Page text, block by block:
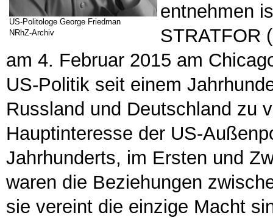
US-Politologe George Friedman
NRhZ-Archiv
entnehmen
STRATFOR
am 4. Februar 2015 am
US-Politik seit einem
Russland und Deutschland zu
Hauptinteresse der US-
Jahrhunderts, im Ersten und
waren die Beziehungen
sie vereint die einzige Macht